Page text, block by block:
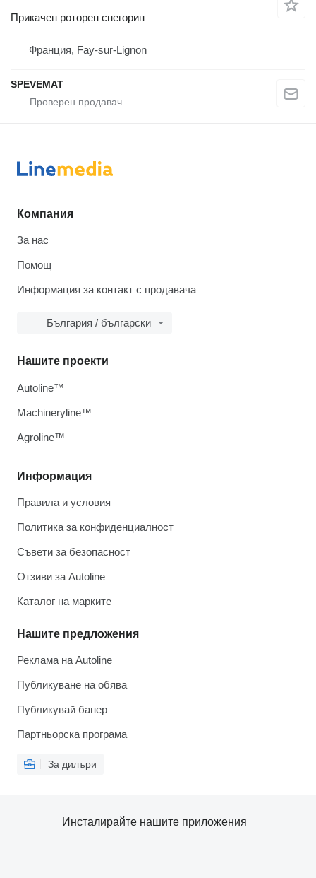
Прикачен роторен снегорин
Франция, Fay-sur-Lignon
SPEVEMAT
Компания
За нас
Помощ
Информация за контакт с продавача
България / български
Информация
Правила и условия
Политика за конфиденциалност
Съвети за безопасност
Отзиви за Autoline
Каталог на марките
Нашите предложения
Реклама на Autoline
Публикуване на обява
Публикувай банер
Партньорска програма
За дилъри
Нашите проекти
Autoline™
Machineryline™
Agroline™
Инсталирайте нашите приложения